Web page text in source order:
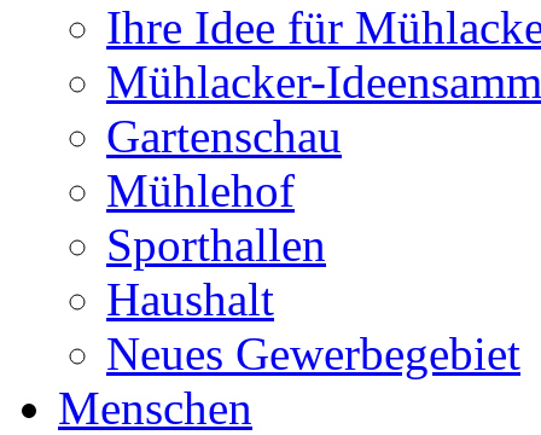
Ihre Idee für
Mühlacker-
Gartenschau
Mühlehof
Sporthallen
Haushalt
Neues Gewerbegebiet
Menschen